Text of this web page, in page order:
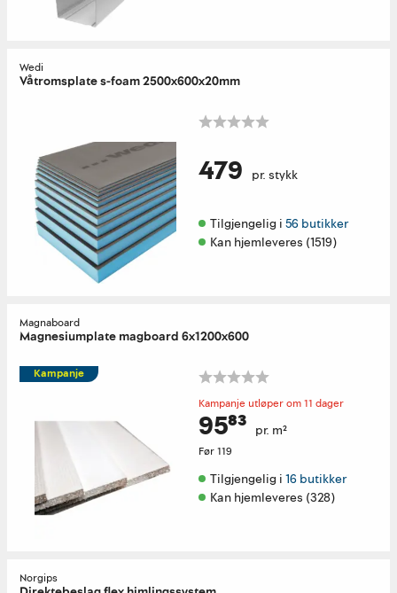
Wedi
Våtromsplate s-foam 2500x600x20mm
479 pr. stykk
Tilgjengelig i 56 butikker
Kan hjemleveres (1519)
Magnaboard
Magnesiumplate magboard 6x1200x600
Kampanje
Kampanje utløper om 11 dager
95⁸³ pr. m²
Før119
Tilgjengelig i 16 butikker
Kan hjemleveres (328)
Norgips